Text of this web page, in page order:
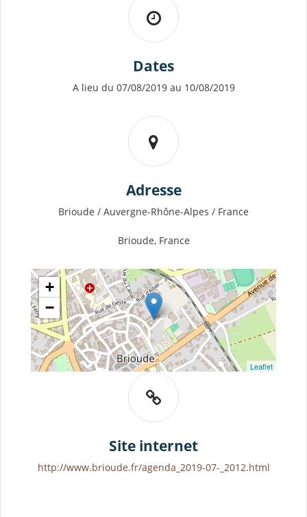
Dates
A lieu du 07/08/2019 au 10/08/2019
Adresse
Brioude / Auvergne-Rhône-Alpes / France
Brioude, France
+
−
Leaflet
Site internet
http://www.brioude.fr/agenda_2019-07-_2012.html